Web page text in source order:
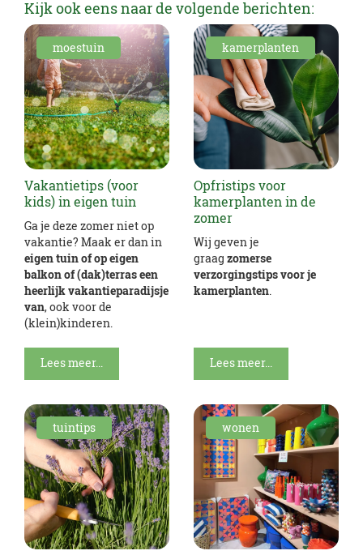
Kijk ook eens naar de volgende berichten:
moestuin
Vakantietips (voor
kids) in eigen tuin
Ga je deze zomer niet op
vakantie? Maak er dan in
eigen tuin of op eigen
balkon of (dak)terras een
heerlijk vakantieparadijsje
van, ook voor de
(klein)kinderen.
Lees meer...
kamerplanten
Opfristips voor
kamerplanten in de
zomer
Wij geven je
graag zomerse
verzorgingstips voor je
kamerplanten
Lees meer...
tuintips wonen